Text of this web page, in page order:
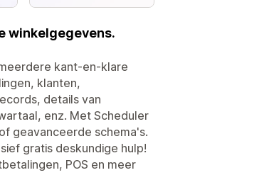
winkelgegevens.
kant-en-klare
klanten,
details van
enz. Met Scheduler
geavanceerde schema's.
gratis deskundige hulp!
POS en meer